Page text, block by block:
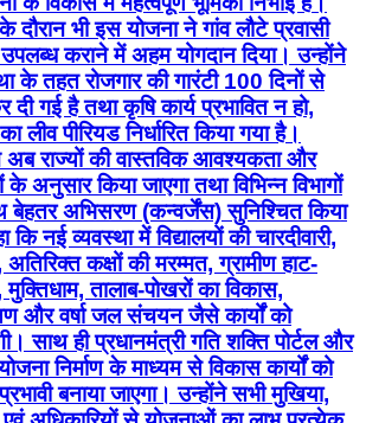
दौरान भी इस योजना ने गांव लौटे प्रवासी
उपलब्ध कराने में अहम योगदान दिया। उन्होंने
के तहत रोजगार की गारंटी 100 दिनों से
गई है तथा कृषि कार्य प्रभावित न हो,
लीव पीरियड निर्धारित किया गया है।
राज्यों की वास्तविक आवश्यकता और
के अनुसार किया जाएगा तथा विभिन्न विभागों
अभिसरण (कन्वर्जेंस) सुनिश्चित किया
नई व्यवस्था में विद्यालयों की चारदीवारी,
कक्षों की मरम्मत, ग्रामीण हाट-
तालाब-पोखरों का विकास,
और वर्षा जल संचयन जैसे कार्यों को
साथ ही प्रधानमंत्री गति शक्ति पोर्टल और
निर्माण के माध्यम से विकास कार्यों को
बनाया जाएगा। उन्होंने सभी मुखिया,